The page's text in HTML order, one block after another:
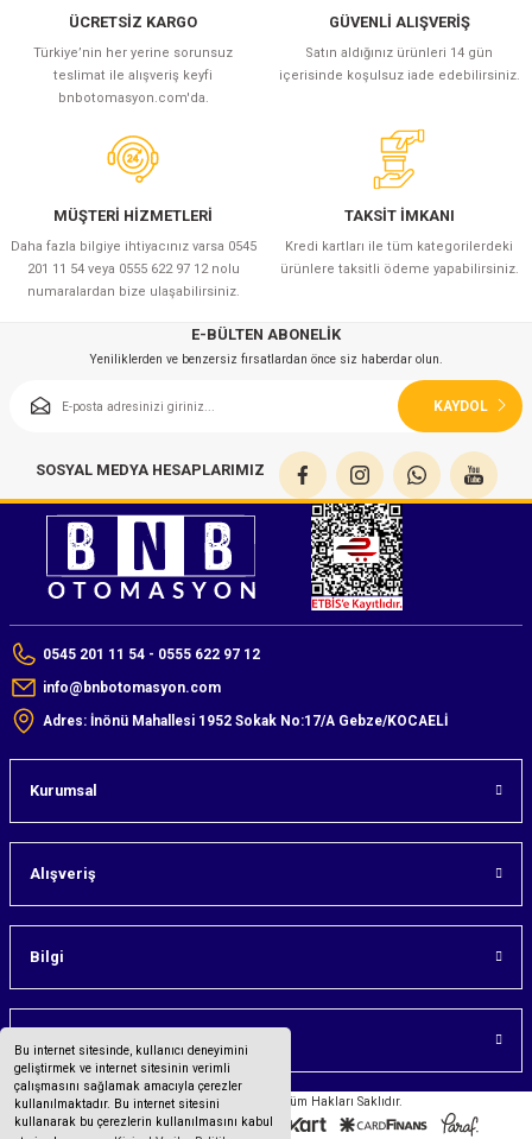
Bu internet sitesinde, kullanıcı deneyimini
geliştirmek ve internet sitesinin verimli
çalışmasını sağlamak amacıyla çerezler
kullanılmaktadır. Bu internet sitesini
kullanarak bu çerezlerin kullanılmasını kabul
ÜCRETSİZ KARGO
Türkiye’nin her yerine sorunsuz
teslimat ile alışveriş keyfi
bnbotomasyon.com'da.
GÜVENLİ ALIŞVERİŞ
Satın aldığınız ürünleri 14 gün
içerisinde koşulsuz iade edebilirsiniz.
MÜŞTERİ HİZMETLERİ
Daha fazla bilgiye ihtiyacınız varsa 0545
201 11 54 veya 0555 622 97 12 nolu
numaralardan bize ulaşabilirsiniz.
TAKSİT İMKANI
Kredi kartları ile tüm kategorilerdeki
ürünlere taksitli ödeme yapabilirsiniz.
E-BÜLTEN ABONELİK
Yeniliklerden ve benzersiz fırsatlardan önce siz haberdar olun.
KAYDOL
SOSYAL MEDYA HESAPLARIMIZ
0545 201 11 54 - 0555 622 97 12
info@bnbotomasyon.com
Adres: İnönü Mahallesi 1952 Sokak No:17/A Gebze/KOCAELİ
Kurumsal
Alışveriş
Bilgi
©2023 bnbotomasyon.com Tüm Hakları Saklıdır.